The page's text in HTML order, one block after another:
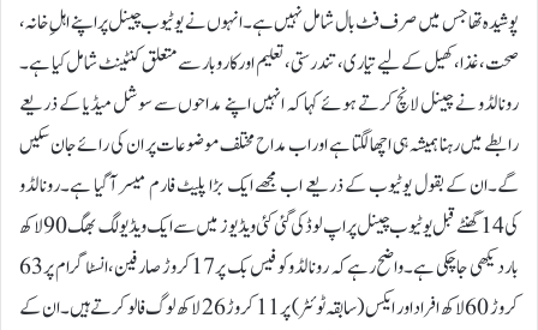
پوشیدہ تھا جس میں صرف فٹ بال شامل نہیں ہے۔انہوں نے یوٹیوب چینل پر اپنے اہلِ خانہ،
صحت، غذا، کھیل کے لیے تیاری، تندرستی، تعلیم اور کاروبار سے متعلق کنٹینٹ شامل کیا ہے۔
رونالڈو نے چینل لانچ کرتے ہوئے کہا کہ انہیں اپنے مداحوں سے سوشل میڈیا کے ذریعے
رابطے میں رہنا ہمیشہ ہی اچھا لگتا ہے اور اب مداح مختلف موضوعات پر ان کی رائے جان سکیں
گے۔ان کے بقول یوٹیوب کے ذریعے اب مجھے ایک بڑا پلیٹ فارم میسر آ گیا ہے۔رونالڈو
کی 14 گھنٹے قبل یوٹیوب چینل پر اپ لوڈ کی گئی کئی ویڈیوز میں سے ایک ویڈیو لگ بھگ 90 لاکھ
بار دیکھی جا چکی ہے۔واضح رہے کہ رونالڈو کو فیس بک پر 17 کروڑ صارفین، انسٹاگرام پر 63
کروڑ 60 لاکھ افراد اور ایکس (سابقہ ٹوئٹر) پر 11 کروڑ 26 لاکھ لوگ فالو کرتے ہیں۔ان کے